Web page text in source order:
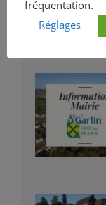
fréquentation.
Réglages